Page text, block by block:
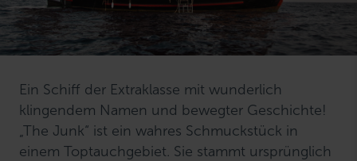
Ein Schiff der Extraklasse mit wunderlich
klingendem Namen und bewegter Geschichte!
„The Junk“ ist ein wahres Schmuckstück in
einem Toptauchgebiet. Sie stammt ursprünglich